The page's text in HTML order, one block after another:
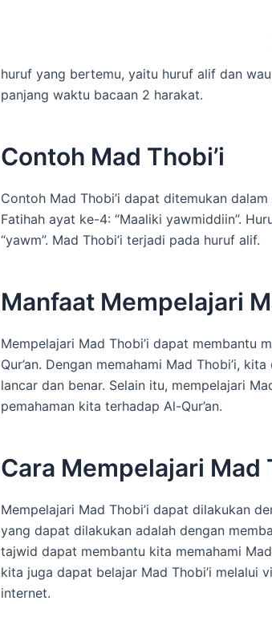
huruf yang bertemu, yaitu huruf alif dan
panjang waktu bacaan 2 harakat.
Contoh Mad Thobi’i
Contoh Mad Thobi’i dapat ditemukan
Fatihah ayat ke-4: “Maaliki yawmiddiin”.
“yawm”. Mad Thobi’i terjadi pada huruf alif.
Manfaat Mempelajari
Mempelajari Mad Thobi’i dapat membantu
Qur’an. Dengan memahami Mad Thobi’i,
lancar dan benar. Selain itu, mempelajari
pemahaman kita terhadap Al-Qur’an.
Cara Mempelajari Mad
Mempelajari Mad Thobi’i dapat dilakukan
yang dapat dilakukan adalah dengan
tajwid dapat membantu kita memahami
kita juga dapat belajar Mad Thobi’i melalui
internet.